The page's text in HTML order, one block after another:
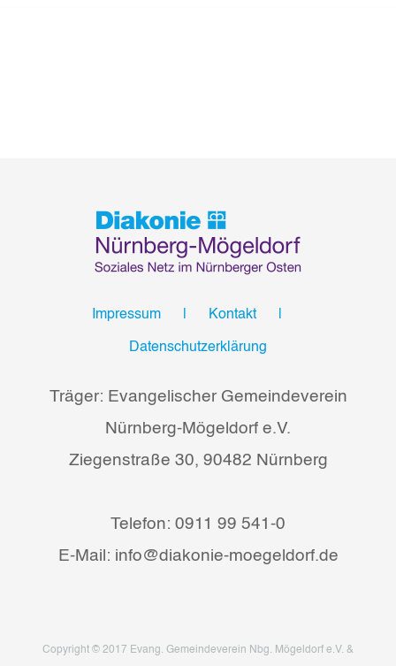
Impressum Kontakt
Datenschutzerklärung
Träger: Evangelischer Gemeindeverein
Nürnberg-Mögeldorf e.V.
Ziegenstraße 30, 90482 Nürnberg
Telefon: 0911 99 541-0
E-Mail: info@diakonie-moegeldorf.de
Copyright © 2017 Evang. Gemeindeverein Nbg. Mögeldorf e.V. &